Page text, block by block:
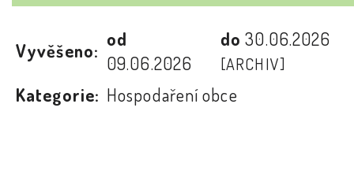
Vyvěšeno:
od
09.06.2026
do30.06.2026
[ARCHIV]
Kategorie: Hospodaření obce